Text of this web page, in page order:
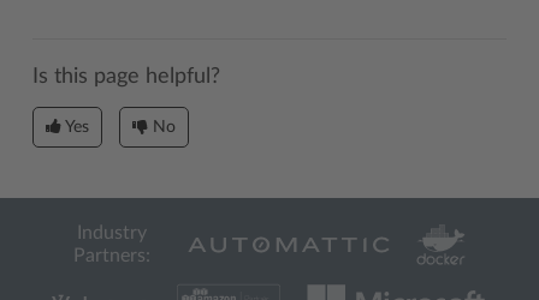
Is this page helpful?
Yes No
Industry
Partners: